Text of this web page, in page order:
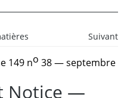
Suivant
149 no 38 — septembre
Notice —